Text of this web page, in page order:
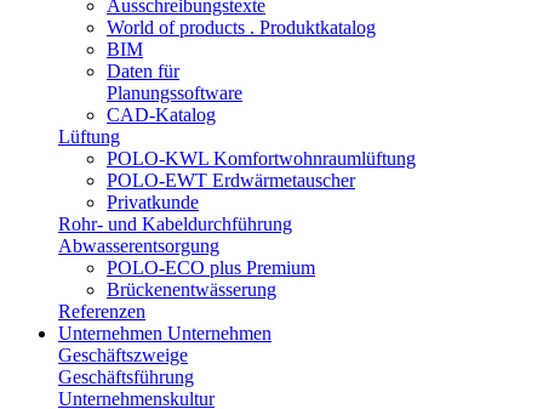
Ausschreibungstexte
World of products . Produktkatalog
BIM
Daten für
Planungssoftware
CAD-Katalog
Lüftung
POLO-KWL Komfortwohnraumlüftung
POLO-EWT Erdwärmetauscher
Privatkunde
Rohr- und Kabeldurchführung
Abwasserentsorgung
POLO-ECO plus Premium
Brückenentwässerung
Referenzen
Unternehmen Unternehmen
Geschäftszweige
Geschäftsführung
Unternehmenskultur